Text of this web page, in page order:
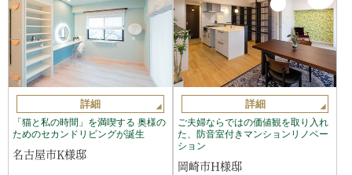
詳細
「猫と私の時間」を満喫する 奥様の
ためのセカンドリビングが誕生
名古屋市K様邸
詳細
ご夫婦ならではの価値観を取り入れ
た、防音室付きマンションリノベー
ション
岡崎市H様邸